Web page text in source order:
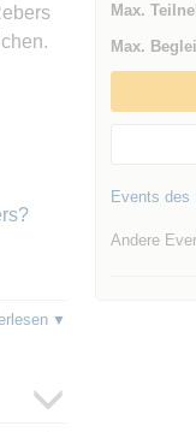
Max.
Max.
Events des
Andere